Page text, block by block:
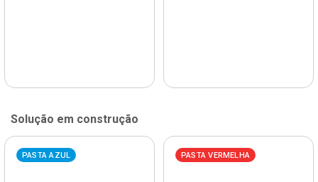
Solução em construção
PASTA AZUL PASTA VERMELHA